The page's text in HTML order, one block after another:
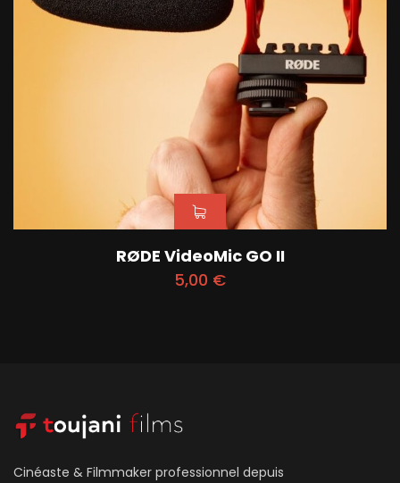
RØDE VideoMic GO II
5,00 €
Cinéaste & Filmmaker professionnel depuis